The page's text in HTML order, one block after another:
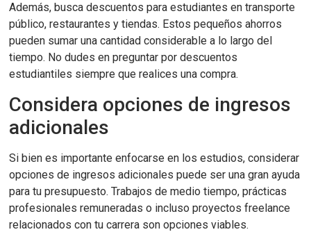
Además, busca descuentos para estudiantes en transporte
público, restaurantes y tiendas. Estos pequeños ahorros
pueden sumar una cantidad considerable a lo largo del
tiempo. No dudes en preguntar por descuentos
estudiantiles siempre que realices una compra.
Considera opciones de ingresos
adicionales
Si bien es importante enfocarse en los estudios, considerar
opciones de ingresos adicionales puede ser una gran ayuda
para tu presupuesto. Trabajos de medio tiempo, prácticas
profesionales remuneradas o incluso proyectos freelance
relacionados con tu carrera son opciones viables.